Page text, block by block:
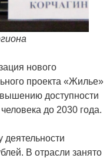
нового
проекта «Жилье»
доступности
до 2030 года.
деятельности
В отрасли занято